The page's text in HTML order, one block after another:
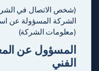
(شخص الاتصال في
الشركة المسؤولة عن
(معلومات الشركة)
المسؤول عن
الفني